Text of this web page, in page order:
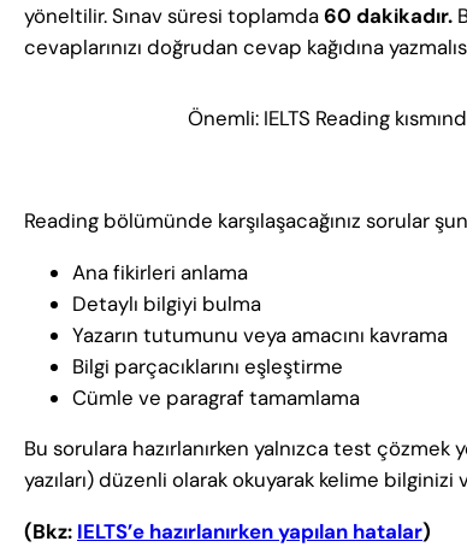
yöneltilir. Sınav süresi toplamda60 dakikadır.
cevaplarınızı doğrudan cevap kağıdına
Önemli: IELTS Reading
Reading bölümünde karşılaşacağınız sorular
Ana fikirleri anlama
Detaylı bilgiyi bulma
Yazarın tutumunu veya amacını kavrama
Bilgi parçacıklarını eşleştirme
Cümle ve paragraf tamamlama
Bu sorulara hazırlanırken yalnızca test
yazıları) düzenli olarak okuyarak kelime
(Bkz: IELTS’e hazırlanırken yapılan hatalar)